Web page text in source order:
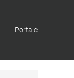
Portale